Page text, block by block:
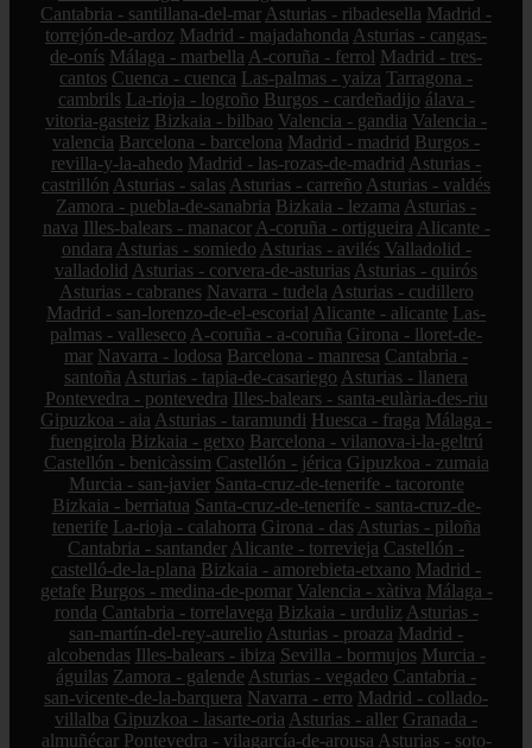
Cantabria - santillana-del-mar Asturias - ribadesella Madrid -
torrejón-de-ardoz Madrid - majadahonda Asturias - cangas-
de-onís Málaga - marbella A-coruña - ferrol Madrid - tres-
cantos Cuenca - cuenca Las-palmas - yaiza Tarragona -
cambrils La-rioja - logroño Burgos - cardeñadijo álava -
vitoria-gasteiz Bizkaia - bilbao Valencia - gandia Valencia -
valencia Barcelona - barcelona Madrid - madrid Burgos -
revilla-y-la-ahedo Madrid - las-rozas-de-madrid Asturias -
castrillón Asturias - salas Asturias - carreño Asturias - valdés
Zamora - puebla-de-sanabria Bizkaia - lezama Asturias -
nava Illes-balears - manacor A-coruña - ortigueira Alicante -
ondara Asturias - somiedo Asturias - avilés Valladolid -
valladolid Asturias - corvera-de-asturias Asturias - quirós
Asturias - cabranes Navarra - tudela Asturias - cudillero
Madrid - san-lorenzo-de-el-escorial Alicante - alicante Las-
palmas - valleseco A-coruña - a-coruña Girona - lloret-de-
mar Navarra - lodosa Barcelona - manresa Cantabria -
santoña Asturias - tapia-de-casariego Asturias - llanera
Pontevedra - pontevedra Illes-balears - santa-eulària-des-riu
Gipuzkoa - aia Asturias - taramundi Huesca - fraga Málaga -
fuengirola Bizkaia - getxo Barcelona - vilanova-i-la-geltrú
Castellón - benicàssim Castellón - jérica Gipuzkoa - zumaia
Murcia - san-javier Santa-cruz-de-tenerife - tacoronte
Bizkaia - berriatua Santa-cruz-de-tenerife - santa-cruz-de-
tenerife La-rioja - calahorra Girona - das Asturias - piloña
Cantabria - santander Alicante - torrevieja Castellón -
castelló-de-la-plana Bizkaia - amorebieta-etxano Madrid -
getafe Burgos - medina-de-pomar Valencia - xàtiva Málaga -
ronda Cantabria - torrelavega Bizkaia - urduliz Asturias -
san-martín-del-rey-aurelio Asturias - proaza Madrid -
alcobendas Illes-balears - ibiza Sevilla - bormujos Murcia -
águilas Zamora - galende Asturias - vegadeo Cantabria -
san-vicente-de-la-barquera Navarra - erro Madrid - collado-
villalba Gipuzkoa - lasarte-oria Asturias - aller Granada -
almuñécar Pontevedra - vilagarcía-de-arousa Asturias - soto-